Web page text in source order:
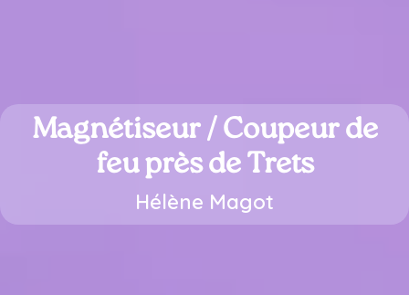
Magnétiseur / Coupeur de
feu près de Trets
Hélène Magot